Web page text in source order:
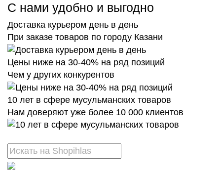
С нами удобно и выгодно
Доставка курьером день в день
При заказе товаров по городу Казани
Цены ниже на 30-40% на ряд позиций
Чем у других конкурентов
10 лет в сфере мусульманских товаров
Нам доверяют уже более 10 000 клиентов